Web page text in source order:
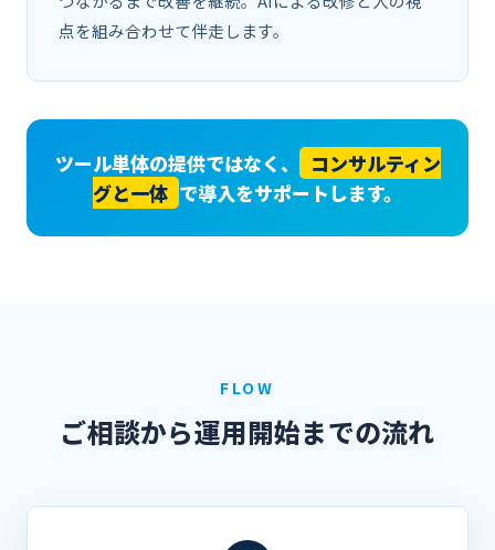
点を組み合わせて伴走します。
ツール単体の提供ではなく、
コンサルティン
グと一体 で導入をサポートします。
FLOW
ご相談から運用開始までの流れ